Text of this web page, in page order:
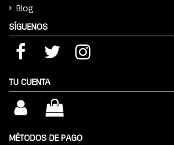
Blog
SÍGUENOS
TU CUENTA
MÉTODOS DE PAGO